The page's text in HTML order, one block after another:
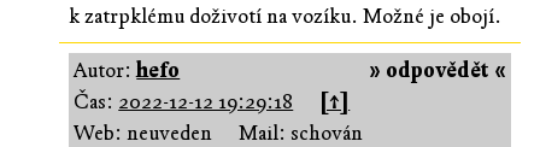
k zatrpklému doživotí na vozíku. Možné je obojí.
» odpovědět «
Autor:hefo
Čas: 2022-12-12 19:29:18
[↑]
Web: neuveden
Mail: schován